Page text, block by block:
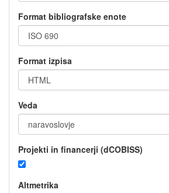
Format bibliografske enote
Format izpisa
Veda
Projekti in financerji (dCOBISS)
Altmetrika